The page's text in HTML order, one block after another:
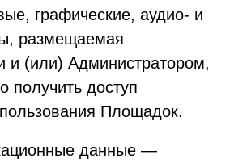
графические, аудио- и
размещаемая
и (или) Администратором,
получить доступ
Площадок.
данные —